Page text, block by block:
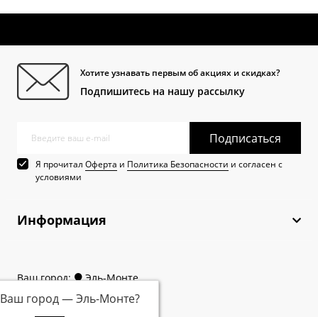
Хотите узнавать первым об акциях и скидках?
Подпишитесь на нашу рассылку
Подписаться
Я прочитал Оферта и Политика Безопасности и согласен с
условиями
Информация
Ваш город: Эль-Монте
Ваш город —Эль-Монте?